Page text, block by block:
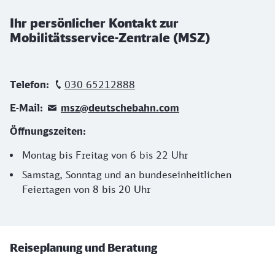
Ihr persönlicher Kontakt zur
Mobilitätsservice-Zentrale (MSZ)
Telefon:
030 65212888
E-Mail:
msz@deutschebahn.com
Öffnungszeiten:
Montag bis Freitag von 6 bis 22 Uhr
Samstag, Sonntag und an bundeseinheitlichen
Feiertagen von 8 bis 20 Uhr
Wichtige Informationen gebündelt für Sie!
Reiseplanung und Beratung